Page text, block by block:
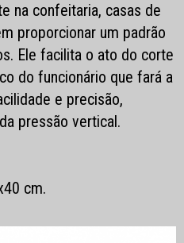
na confeitaria, casas de
proporcionar um padrão
Ele facilita o ato do corte
do funcionário que fará a
e precisão,
pressão vertical.
cm.